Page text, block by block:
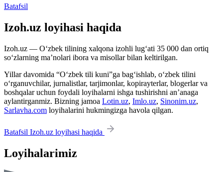
Batafsil
Izoh.uz loyihasi haqida
Izoh.uz — O‘zbek tilining xalqona izohli lug‘ati 35 000 dan ortiq
so‘zlarning ma’nolari ibora va misollar bilan keltirilgan.
Yillar davomida “O‘zbek tili kuni”ga bag‘ishlab, o‘zbek tilini
o‘rganuvchilar, jurnalistlar, tarjimonlar, kopirayterlar, blogerlar va
boshqalar uchun foydali loyihalarni ishga tushirishni an’anaga
aylantirganmiz. Bizning jamoa Lotin.uz, Imlo.uz, Sinonim.uz,
Sarlavha.com loyihalarini hukmingizga havola qilgan.
Batafsil Izoh.uz loyihasi haqida
Loyihalarimiz